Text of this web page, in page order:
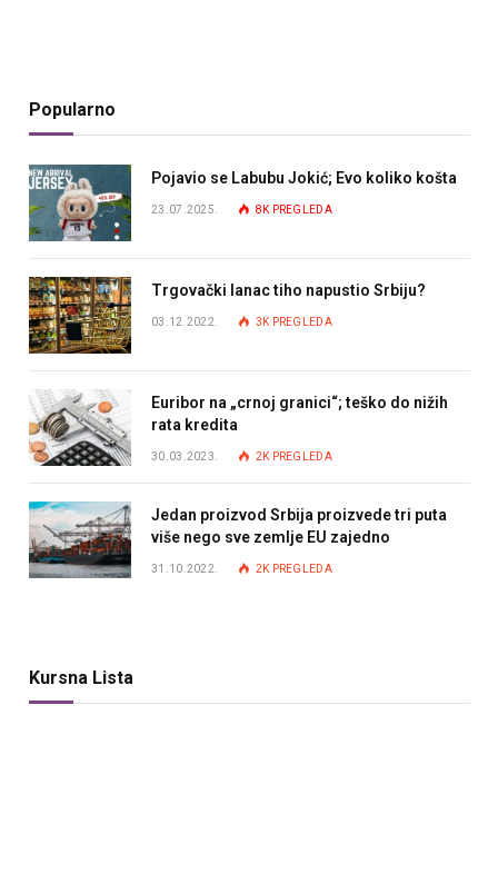
Popularno
Pojavio se Labubu Jokić; Evo koliko košta
23.07.2025. 8K PREGLEDA
Trgovački lanac tiho napustio Srbiju?
03.12.2022. 3K PREGLEDA
Euribor na „crnoj granici“; teško do nižih
rata kredita
30.03.2023. 2K PREGLEDA
Jedan proizvod Srbija proizvede tri puta
više nego sve zemlje EU zajedno
31.10.2022. 2K PREGLEDA
Kursna Lista